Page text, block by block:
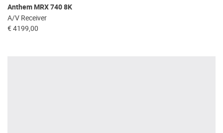
Anthem MRX 740 8K
A/V Receiver
€ 4199,00